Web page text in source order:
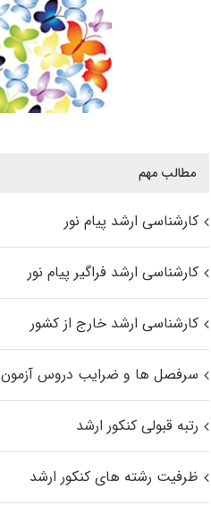
مطالب مهم
کارشناسی ارشد پیام نور
کارشناسی ارشد فراگیر پیام نور
کارشناسی ارشد خارج از کشور
سرفصل ها و ضرایب دروس آزمون
رتبه قبولی کنکور ارشد
ظرفیت رشته های کنکور ارشد